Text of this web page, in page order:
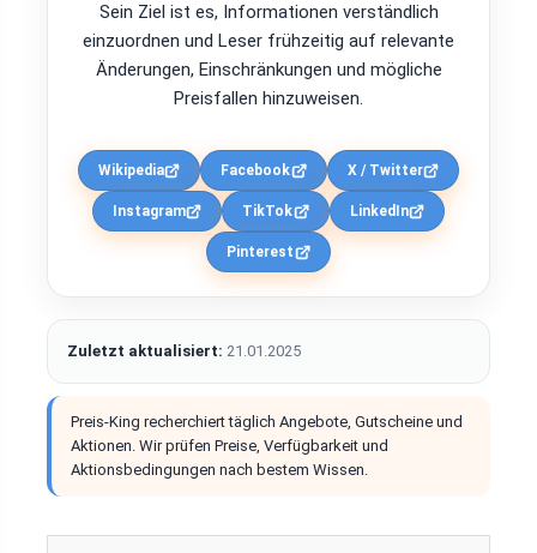
Sein Ziel ist es, Informationen verständlich
einzuordnen und Leser frühzeitig auf relevante
Änderungen, Einschränkungen und mögliche
Preisfallen hinzuweisen.
Wikipedia Facebook X / Twitter
Instagram TikTok LinkedIn
Pinterest
Zuletzt aktualisiert: 21.01.2025
Preis-King recherchiert täglich Angebote, Gutscheine und
Aktionen. Wir prüfen Preise, Verfügbarkeit und
Aktionsbedingungen nach bestem Wissen.